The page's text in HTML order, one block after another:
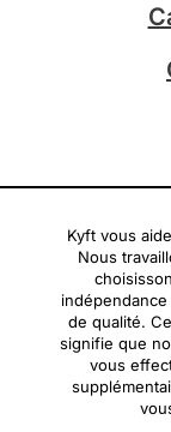
Kyft vous
Nous
de qualité.
signifie que
vous